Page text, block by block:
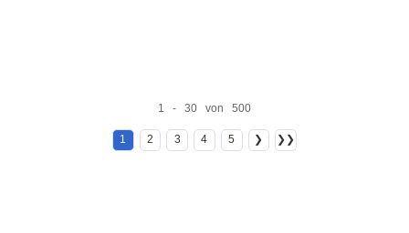
1 - 30 von 500
1 2 3 4 5 ❯ ❯❯